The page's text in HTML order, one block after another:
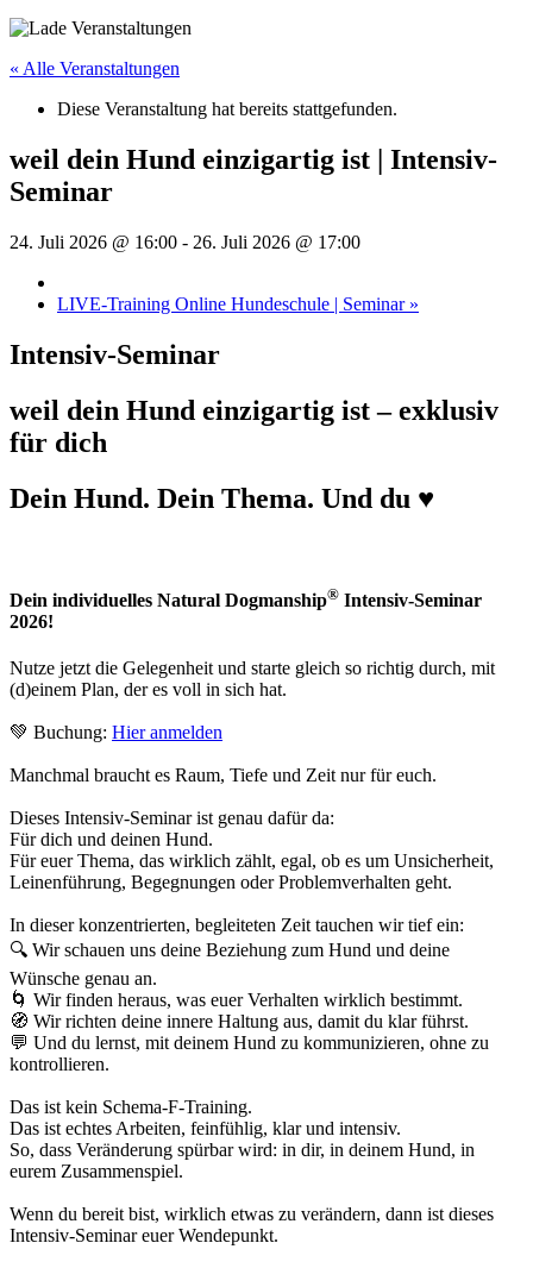
« Alle Veranstaltungen
Diese Veranstaltung hat bereits stattgefunden.
weil dein Hund einzigartig ist | Intensiv-
Seminar
24. Juli 2026 @ 16:00 - 26. Juli 2026 @ 17:00
LIVE-Training Online Hundeschule | Seminar »
Intensiv-Seminar
weil dein Hund einzigartig ist – exklusiv
für dich
Dein Hund. Dein Thema. Und du ♥
Dein individuelles Natural Dogmanship® Intensiv-Seminar
2026!
Nutze jetzt die Gelegenheit und starte gleich so richtig durch, mit
(d)einem Plan, der es voll in sich hat.
💚 Buchung: Hier anmelden
Manchmal braucht es Raum, Tiefe und Zeit nur für euch.
Dieses Intensiv-Seminar ist genau dafür da:
Für dich und deinen Hund.
Für euer Thema, das wirklich zählt, egal, ob es um Unsicherheit,
Leinenführung, Begegnungen oder Problemverhalten geht.
In dieser konzentrierten, begleiteten Zeit tauchen wir tief ein:
🔍 Wir schauen uns deine Beziehung zum Hund und deine
Wünsche genau an.
🌀 Wir finden heraus, was euer Verhalten wirklich bestimmt.
🧭 Wir richten deine innere Haltung aus, damit du klar führst.
💬 Und du lernst, mit deinem Hund zu kommunizieren, ohne zu
kontrollieren.
Das ist kein Schema-F-Training.
Das ist echtes Arbeiten, feinfühlig, klar und intensiv.
So, dass Veränderung spürbar wird: in dir, in deinem Hund, in
eurem Zusammenspiel.
Wenn du bereit bist, wirklich etwas zu verändern, dann ist dieses
Intensiv-Seminar euer Wendepunkt.